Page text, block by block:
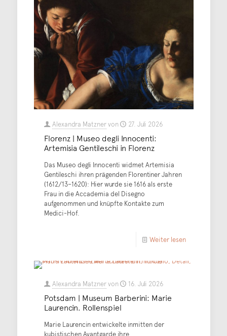
Alexandra Matznervon 27. Juli 2026
Florenz | Museo degli Innocenti:
Artemisia Gentileschi in Florenz
Das Museo degli Innocenti widmet Artemisia
Gentileschi ihren prägenden Florentiner Jahren
(1612/13–1620): Hier wurde sie 1616 als erste
Frau in die Accademia del Disegno
aufgenommen und knüpfte Kontakte zum
Medici-Hof.
Weiter lesen
Alexandra Matznervon 16. Juli 2026
Potsdam | Museum Barberini: Marie
Laurencin. Rollenspiel
Marie Laurencin entwickelte inmitten der
kubistischen Avantgarde ihre